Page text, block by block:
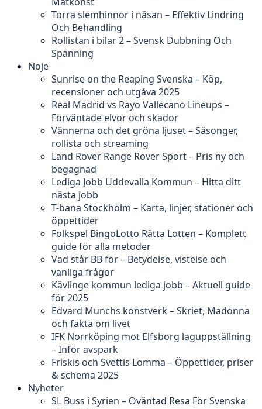
Torra slemhinnor i näsan – Effektiv Lindring
Och Behandling
Rollistan i bilar 2 – Svensk Dubbning Och
Spänning
Nöje
Sunrise on the Reaping Svenska – Köp,
recensioner och utgåva 2025
Real Madrid vs Rayo Vallecano Lineups –
Förväntade elvor och skador
Vännerna och det gröna ljuset – Säsonger,
rollista och streaming
Land Rover Range Rover Sport – Pris ny och
begagnad
Lediga Jobb Uddevalla Kommun – Hitta ditt
nästa jobb
T-bana Stockholm – Karta, linjer, stationer och
öppettider
Folkspel BingoLotto Rätta Lotten – Komplett
guide för alla metoder
Vad står BB för – Betydelse, vistelse och
vanliga frågor
Kävlinge kommun lediga jobb – Aktuell guide
för 2025
Edvard Munchs konstverk – Skriet, Madonna
och fakta om livet
IFK Norrköping mot Elfsborg laguppställning
– Inför avspark
Friskis och Svettis Lomma – Öppettider, priser
& schema 2025
Nyheter
SL Buss i Syrien – Oväntad Resa För Svenska